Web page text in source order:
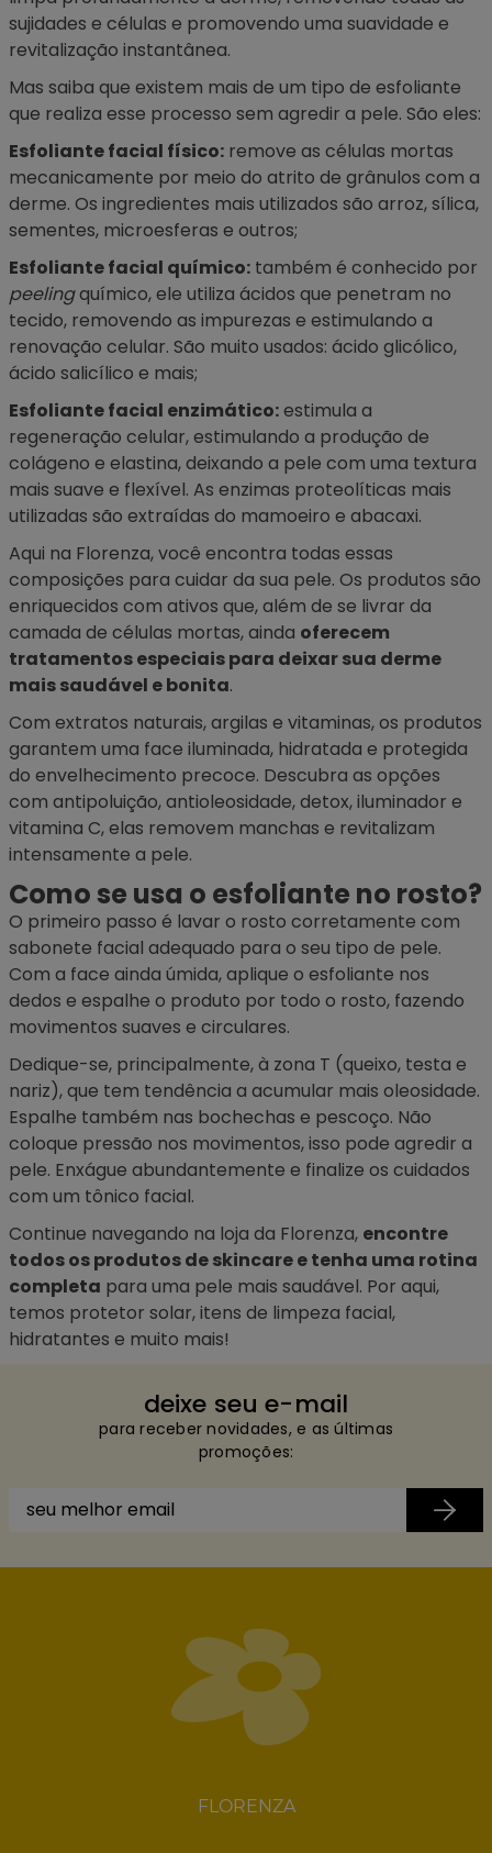
sujidades e células e promovendo uma suavidade e
revitalização instantânea.
Mas saiba que existem mais de um tipo de esfoliante
que realiza esse processo sem agredir a pele. São eles:
Esfoliante facial físico: remove as células mortas
mecanicamente por meio do atrito de grânulos com a
derme. Os ingredientes mais utilizados são arroz, sílica,
sementes, microesferas e outros;
Esfoliante facial químico: também é conhecido por
peelingquímico, ele utiliza ácidos que penetram no
tecido, removendo as impurezas e estimulando a
renovação celular. São muito usados: ácido glicólico,
ácido salicílico e mais;
Esfoliante facial enzimático:estimula a
regeneração celular, estimulando a produção de
colágeno e elastina, deixando a pele com uma textura
mais suave e flexível. As enzimas proteolíticas mais
utilizadas são extraídas do mamoeiro e abacaxi.
Aqui na Florenza, você encontra todas essas
composições para cuidar da sua pele. Os produtos são
enriquecidos com ativos que, além de se livrar da
camada de células mortas, ainda oferecem
tratamentos especiais para deixar sua derme
mais saudável e bonita.
Com extratos naturais, argilas e vitaminas, os produtos
garantem uma face iluminada, hidratada e protegida
do envelhecimento precoce. Descubra as opções
com antipoluição, antioleosidade, detox, iluminador e
vitamina C, elas removem manchas e revitalizam
intensamente a pele.
Como se usa o esfoliante no rosto?
O primeiro passo é lavar o rosto corretamente com
sabonete facial adequado para o seu tipo de pele.
Com a face ainda úmida, aplique o esfoliante nos
dedos e espalhe o produto por todo o rosto, fazendo
movimentos suaves e circulares.
Dedique-se, principalmente, à zona T (queixo, testa e
nariz), que tem tendência a acumular mais oleosidade.
Espalhe também nas bochechas e pescoço. Não
coloque pressão nos movimentos, isso pode agredir a
pele. Enxágue abundantemente e finalize os cuidados
com um tônico facial.
Continue navegando na loja da Florenza, encontre
todos os produtos de skincare e tenha uma rotina
completa para uma pele mais saudável. Por aqui,
temos protetor solar, itens de limpeza facial,
hidratantes e muito mais!
deixe seu e-mail
para receber novidades, e as últimas
promoções:
FLORENZA